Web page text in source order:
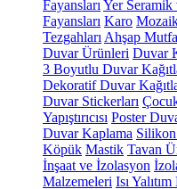
Fayansları Yer Seramik
Fayansları Karo
Tezgahları Ahşap
Duvar Ürünleri Duvar
3 Boyutlu Duvar
Dekoratif Duvar
Duvar Stickerları
Yapıştırıcısı Poster
Duvar Kaplama
Köpük Mastik Tavan
İnşaat ve İzolasyon
Malzemeleri Isı